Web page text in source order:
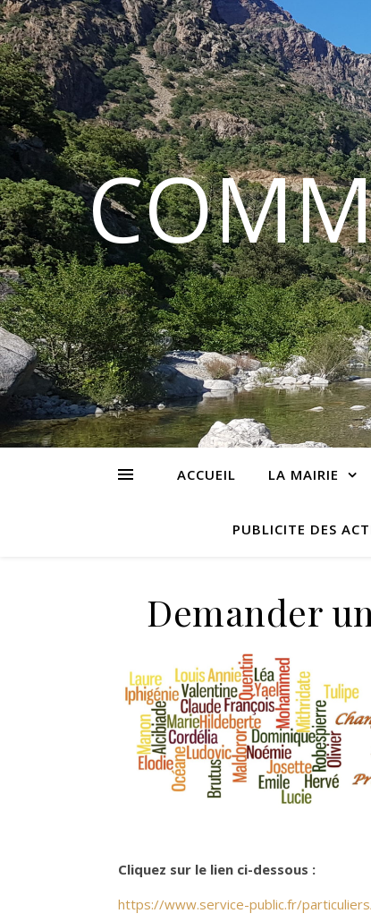
ACCUEIL LA MAIRIE
PUBLICITE DES
Demander
Cliquez sur le lien ci-dessous :
https://www.service-public.fr/